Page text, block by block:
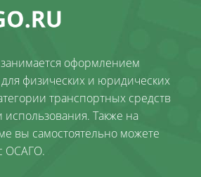
оформлением
физических и юридических
транспортных средств
Также на
вы самостоятельно можете
ОСАГО.